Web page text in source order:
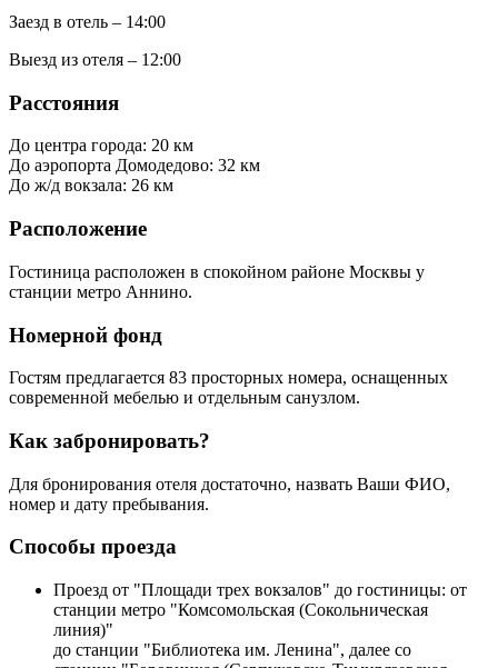
Заезд в отель – 14:00
Выезд из отеля – 12:00
Расстояния
До центра города: 20 км
До аэропорта Домодедово: 32 км
До ж/д вокзала: 26 км
Расположение
Гостиница расположен в спокойном районе Москвы у
станции метро Аннино.
Номерной фонд
Гостям предлагается 83 просторных номера, оснащенных
современной мебелью и отдельным санузлом.
Как забронировать?
Для бронирования отеля достаточно, назвать Ваши ФИО,
номер и дату пребывания.
Способы проезда
Проезд от "Площади трех вокзалов" до гостиницы: от
станции метро "Комсомольская (Сокольническая
линия)"
до станции "Библиотека им. Ленина", далее со